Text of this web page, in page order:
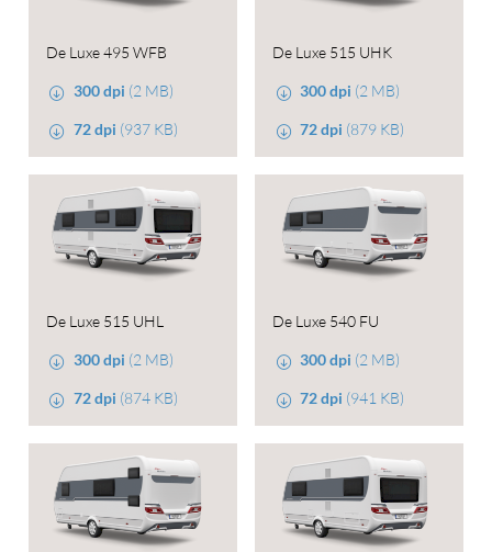
De Luxe 495 WFB
300 dpi (2 MB)
72 dpi (937 KB)
De Luxe 515 UHK
300 dpi (2 MB)
72 dpi (879 KB)
De Luxe 515 UHL
300 dpi (2 MB)
72 dpi (874 KB)
De Luxe 540 FU
300 dpi (2 MB)
72 dpi (941 KB)